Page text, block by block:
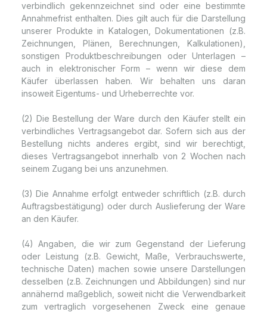
verbindlich gekennzeichnet sind oder eine bestimmte
Annahmefrist enthalten. Dies gilt auch für die Darstellung
unserer Produkte in Katalogen, Dokumentationen (z.B.
Zeichnungen, Plänen, Berechnungen, Kalkulationen),
sonstigen Produktbeschreibungen oder Unterlagen –
auch in elektronischer Form – wenn wir diese dem
Käufer überlassen haben. Wir behalten uns daran
insoweit Eigentums- und Urheberrechte vor.
(2) Die Bestellung der Ware durch den Käufer stellt ein
verbindliches Vertragsangebot dar. Sofern sich aus der
Bestellung nichts anderes ergibt, sind wir berechtigt,
dieses Vertragsangebot innerhalb von 2 Wochen nach
seinem Zugang bei uns anzunehmen.
(3) Die Annahme erfolgt entweder schriftlich (z.B. durch
Auftragsbestätigung) oder durch Auslieferung der Ware
an den Käufer.
(4) Angaben, die wir zum Gegenstand der Lieferung
oder Leistung (z.B. Gewicht, Maße, Verbrauchswerte,
technische Daten) machen sowie unsere Darstellungen
desselben (z.B. Zeichnungen und Abbildungen) sind nur
annähernd maßgeblich, soweit nicht die Verwendbarkeit
zum vertraglich vorgesehenen Zweck eine genaue